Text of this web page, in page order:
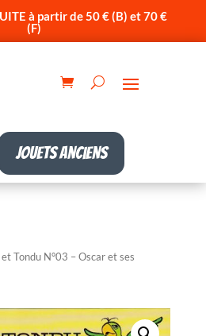
à partir de 50 € (B) et 70 €
(F)
Jouets anciens
Tondu N°03 – Oscar et ses